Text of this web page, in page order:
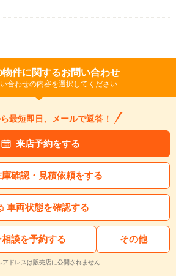
物件に関するお問い合わせ
合わせの内容を選択してください
最短即日、メールで返答！
来店予約をする
庫確認・見積依頼をする
車両状態を確認する
談を予約する その他
ドレスは販売店に公開されません